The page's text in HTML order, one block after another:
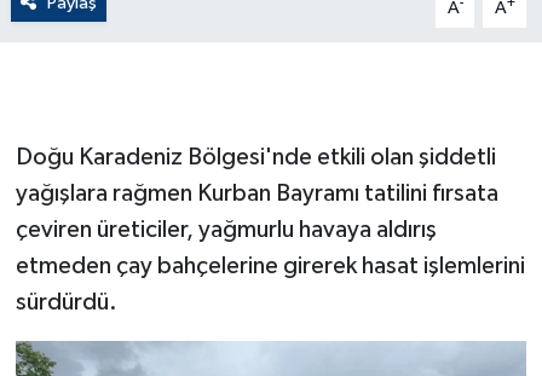
A A
Doğu Karadeniz Bölgesi'nde etkili olan şiddetli
yağışlara rağmen Kurban Bayramı tatilini fırsata
çeviren üreticiler, yağmurlu havaya aldırış
etmeden çay bahçelerine girerek hasat işlemlerini
sürdürdü.
GENEL
GÜNDEM
HABERDE İNSAN